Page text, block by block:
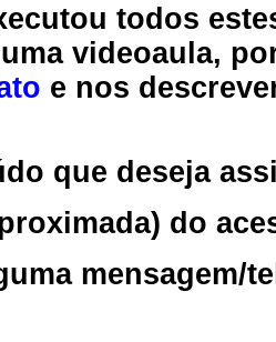
todos
videoaula,
e nos
que deseja
do
mensagem/